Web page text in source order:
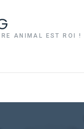
ANIMAL EST ROI !